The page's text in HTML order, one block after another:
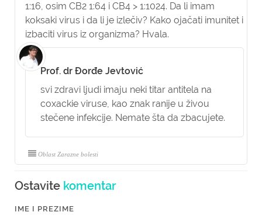
1:16, osim CB2 1:64 i CB4 > 1:1024. Da li imam
koksaki virus i da li je izlečiv? Kako ojačati imunitet i
izbaciti virus iz organizma? Hvala.
Prof. dr Đorđe Jevtović
svi zdravi ljudi imaju neki titar antitela na
coxackie viruse, kao znak ranije u živou
stečene infekcije. Nemate šta da zbacujete.
Oblast Zarazne bolesti
Ostavite komentar
IME I PREZIME